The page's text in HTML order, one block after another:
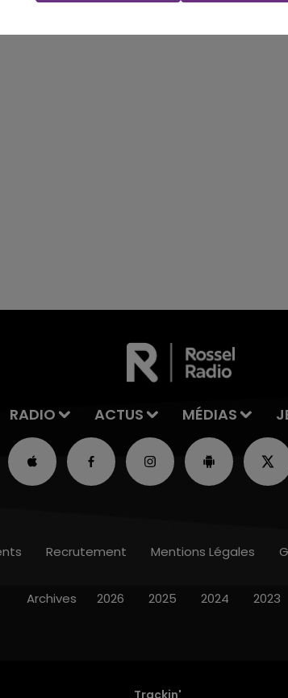
RADIO ACTUS MÉDIAS
Trackin'
Recrutement Mentions Légales
Archives 2026 2025 2024 2023